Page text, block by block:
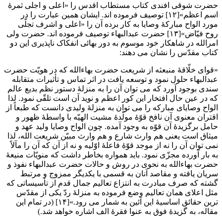
حضرت شوقی افندی کتاب مستطاب اقدس را «اعلی و اجلی ثمرۀ
اسم اعظم»[۱۲] توصیف فرموده اند. ایشان همین عبارت را در
مورد الواح مبارکۀ وصایا به کار برده آن را «اعلی و اشرف تجلّی
روح فیّاض»[۱۳] حضرت عبدالبهاء توصیف فرموده اند. حضرت ولی
امرالله در شاهکار خود موسوم به دور بهائی انفکاک ناپذیری این دو
کتاب مقدّس را نشان می دهند:
«قوای خلّاقۀ منبعثه از شریعت حضرت بهاءالله که در هویّت حضرت
عبدالبهاء حلول نمود و توسعه یافت در اثر تماس و تأثیرات متقابله
سندی بوجود آورد که می توان آن را به منزلۀ دستور نظم بدیع عالم
که در عین حال افتخار این کور اعظم و نوید آن است تلقّی نمود. لذا
الواح وصایای مبارکه را می توان به منزلۀ ولیدی دانست که طبعاً از
اقتران معنوی آن نافخ قوّۀ مولّدۀ مشیت الهیّه با واسطۀ ظهور و
حامل برگزیدۀ آن قوّه به وجود آمده. چون الواح وصایا ولید عهد و
میثاق است یعنی هم وارث شارع و هم وارث مبیّن شریعت الله، لذا
نمی توان آن را نه از موجد قوّۀ فاعلۀ اوّلیه و نه از آن که آن را مآلاً
به بار آورده مجزّی نمود. باید همواره بخاطر داشت که منویّات منیعۀ
حضرت بهاءالله به نحوی در روش و حالات حضرت عبدالبهاء نفوذ و
سریان یافته و مقاصد آنان به قسمی با یکدیگر ممزوج و مرتبط
گشته که صرف مبادرت به انتزاع تعالیم جمال قدم از تأسیساتی که
مثل اعلای همان تعالیم وضع فرموده به منزلۀ ردّ یکی از مقدّس
ترین حقائق اساسیۀ این آئین به شمار می رود.»[۱۴] (در تمام این
مقاله، به گزیدۀ فوق به عنوا فقرۀ الف اشاره خواهد شد.)